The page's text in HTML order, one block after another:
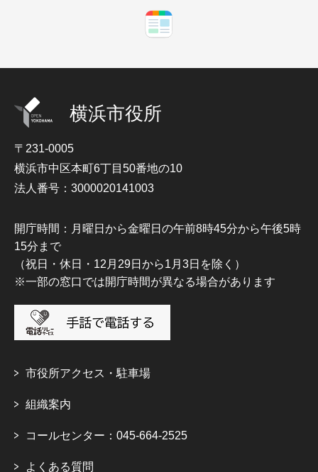
横浜市役所
〒231-0005
横浜市中区本町6丁目50番地の10
法人番号：3000020141003
開庁時間：月曜日から金曜日の午前8時45分から午後5時
15分まで
（祝日・休日・12月29日から1月3日を除く）
※一部の窓口では開庁時間が異なる場合があります
市役所アクセス・駐車場
組織案内
コールセンター：045-664-2525
よくある質問